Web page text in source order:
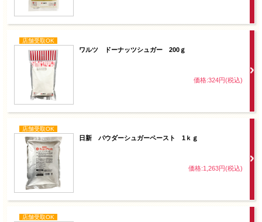
店舗受取OK
ワルツ ドーナッツシュガー 200ｇ
価格:324円(税込)
店舗受取OK
日新 パウダーシュガーペースト 1ｋｇ
価格:1,263円(税込)
店舗受取OK